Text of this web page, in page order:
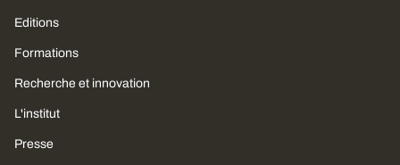
Editions
Formations
Recherche et innovation
L'institut
Presse